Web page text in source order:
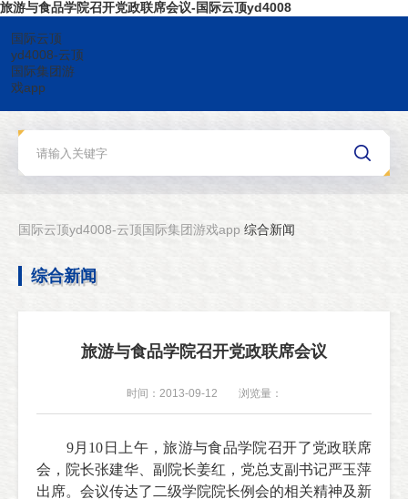
旅游与食品学院召开党政联席会议-国际云顶yd4008
国际云顶
yd4008-云顶
国际集团游
戏app
国际云顶yd4008-云顶国际集团游戏app 综合新闻
综合新闻
旅游与食品学院召开党政联席会议
时间：2013-09-12 浏览量：
9月10日上午，旅游与食品学院召开了党政联席
会，院长张建华、副院长姜红，党总支副书记严玉萍
出席。会议传达了二级学院院长例会的相关精神及新